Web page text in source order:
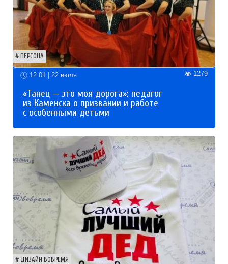
ПЕРСОНА
12:01 | 22 июля 1279
«Танец — это моя дорога»: педагог
из Каменска о призвании и работе
с особенными детьми
ДИЗАЙН ВОВРЕМЯ